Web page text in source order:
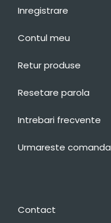
Inregistrare
Contul meu
Retur produse
Resetare parola
Intrebari frecvente
Urmareste comanda
Contact